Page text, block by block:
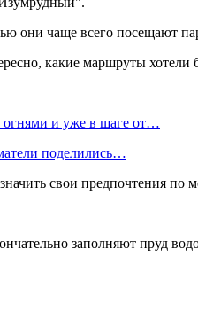
они чаще всего посещают
какие маршруты
огнями и уже в шаге от…
поделились…
свои предпочтения по
заполняют пруд